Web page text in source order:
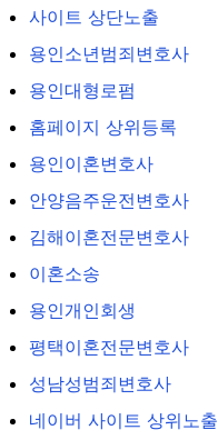
사이트 상단노출
용인소년범죄변호사
용인대형로펌
홈페이지 상위등록
용인이혼변호사
안양음주운전변호사
김해이혼전문변호사
이혼소송
용인개인회생
평택이혼전문변호사
성남성범죄변호사
네이버 사이트 상위노출